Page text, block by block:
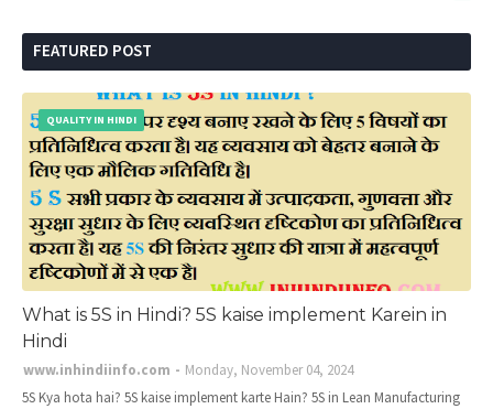
FEATURED POST
QUALITY IN HINDI
What is 5S in Hindi? 5S kaise implement Karein in
Hindi
www.inhindiinfo.com
Monday, November 04, 2024
5S Kya hota hai? 5S kaise implement karte Hain? 5S in Lean Manufacturing